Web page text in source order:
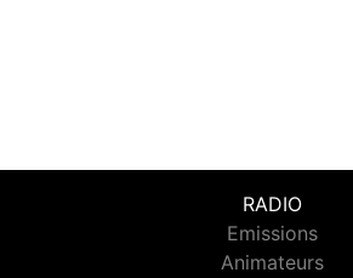
RADIO
Emissions
Animateurs